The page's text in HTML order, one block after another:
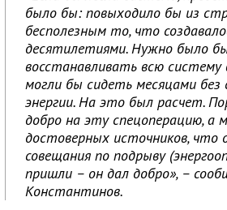
было бы: повыходило бы из
бесполезным то, что
десятилетиями. Нужно было
восстанавливать всю
могли бы сидеть месяцами без
энергии. На это был расчет.
добро на эту спецоперацию, а
достоверных источников, что
совещания по подрыву
пришли – он дал добро», –
Константинов.